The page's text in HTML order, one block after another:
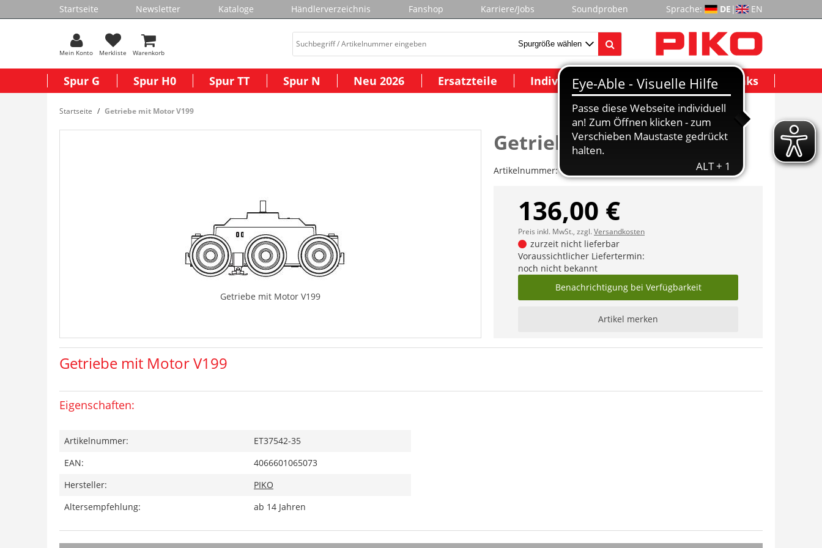
Startseite Newsletter Kataloge Händlerverzeichnis Fanshop Karriere/Jobs Soundproben Sprache: DE | EN
Mein Konto Merkliste Warenkorb
Spur G Spur H0 Spur TT Spur N Neu 2026 Ersatzteile Individuelle Modelle Wichtige Links
Startseite Getriebe mit Motor V199
Getriebe mit Motor V199
Getriebe mit Motor V199
Artikelnummer:ET37542-35
136,00 €
Preis inkl. MwSt., zzgl.Versandkosten
zurzeit nicht lieferbar
Voraussichtlicher Liefertermin:
noch nicht bekannt
Benachrichtigung bei Verfügbarkeit
Artikel merken
Getriebe mit Motor V199
Eigenschaften:
Artikelnummer:
ET37542-35
EAN:
4066601065073
Hersteller:
PIKO
Altersempfehlung:
ab 14 Jahren